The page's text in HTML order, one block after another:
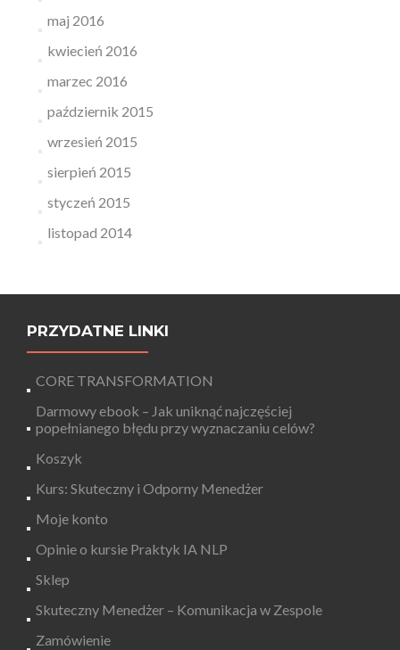
maj 2016
kwiecień 2016
marzec 2016
październik 2015
wrzesień 2015
sierpień 2015
styczeń 2015
listopad 2014
PRZYDATNE LINKI
CORE TRANSFORMATION
Darmowy ebook – Jak uniknąć najczęściej
popełnianego błędu przy wyznaczaniu celów?
Koszyk
Kurs: Skuteczny i Odporny Menedżer
Moje konto
Opinie o kursie Praktyk IA NLP
Sklep
Skuteczny Menedżer – Komunikacja w Zespole
Zamówienie